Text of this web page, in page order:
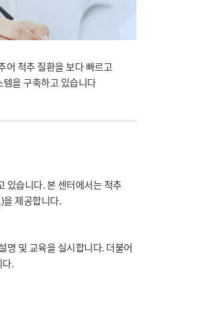
어 척추 질환을 보다 빠르고
을 구축하고 있습니다
있습니다. 본 센터에서는 척추
제공합니다.
명 및 교육을 실시합니다. 더불어
.